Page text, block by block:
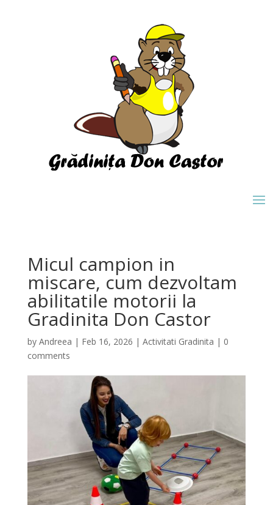
Micul campion in
miscare, cum dezvoltam
abilitatile motorii la
Gradinita Don Castor
by Andreea | Feb 16, 2026 | Activitati Gradinita | 0
comments